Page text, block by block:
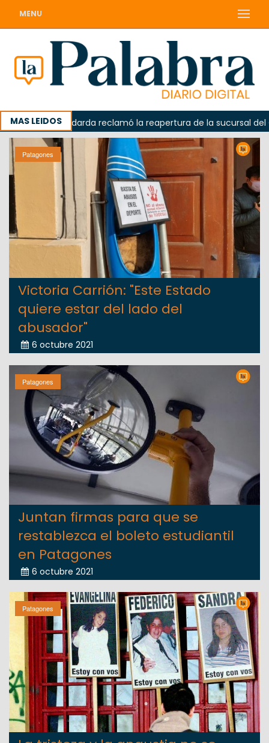
MENU
MAS LEIDOSOdarda reclamó la reapertura de la sucursal del
Patagones
Victoria Carrión: "Este Estado
quiere estar del lado del
abusador"
6 octubre 2021
Patagones
Juntan firmas para que se
restablezca el boleto estudiantil
en Patagones
6 octubre 2021
Patagones